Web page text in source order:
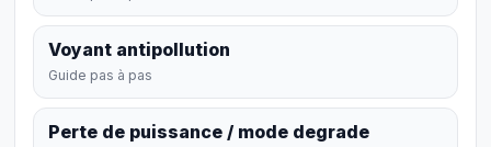
Voyant antipollution
Guide pas à pas
Perte de puissance / mode degrade